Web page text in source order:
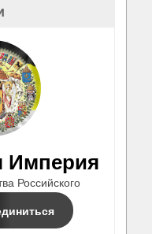
Империя
Российского